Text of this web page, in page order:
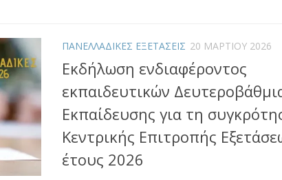
ΠΑΝΕΛΛΑΔΙΚΕΣ ΕΞΕΤΑΣΕΙΣ 20 ΜΑΡΤΊΟΥ 2026
Εκδήλωση ενδιαφέροντος
εκπαιδευτικών
Εκπαίδευσης για τη
Κεντρικής Επιτροπής
έτους 2026